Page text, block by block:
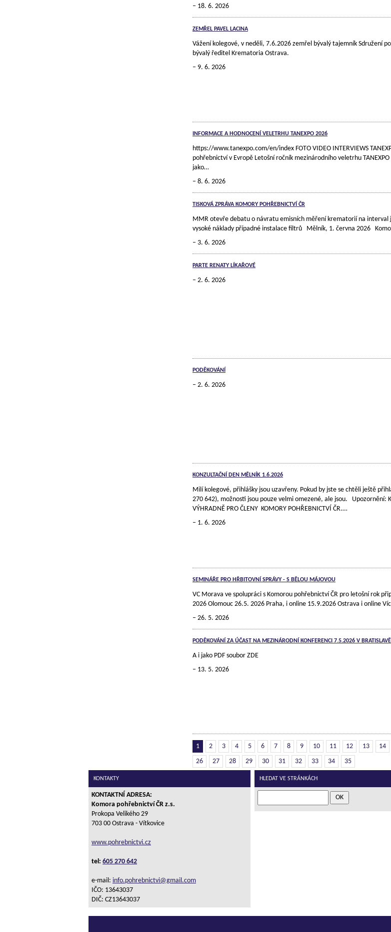
18. 6. 2026
ZEMŘEL PAVEL LACINA
Vážení kolegové, v neděli, 7.6.2026 zemřel bývalý tajemník Sdružení
bývalý ředitel Krematoria Ostrava.
9. 6. 2026
INFORMACE A HODNOCENÍ VELETRHU TANEXPO 2026
https://www.tanexpo.com/en/index FOTO VIDEO INTERVIEWS
pohřebnictví v Evropě Letošní ročník mezinárodního veletrhu
jako…
8. 6. 2026
TISKOVÁ ZPRÁVA KOMORY POHŘEBNICTVÍ ČR
MMR otevře debatu o návratu emisních měření krematorií na
vysoké náklady případné instalace filtrů Mělník, 1. června 2026
3. 6. 2026
PARTE RENATY LÍKAŘOVÉ
2. 6. 2026
PODĚKOVÁNÍ
2. 6. 2026
KONZULTAČNÍ DEN MĚLNÍK 1.6.2026
Milí kolegové, přihlášky jsou uzavřeny. Pokud by jste se chtěli ještě
270 642), možnosti jsou pouze velmi omezené, ale jsou. Upozornění:
VÝHRADNĚ PRO ČLENY KOMORY POHŘEBNICTVÍ ČR.…
1. 6. 2026
SEMINÁŘE PRO HŘBITOVNÍ SPRÁVY - S BĚLOU MÁJOVOU
VC Morava ve spolupráci s Komorou pohřebnictví ČR pro letošní rok
2026 Olomouc 26.5. 2026 Praha, i online 15.9.2026 Ostrava i online
26. 5. 2026
PODĚKOVÁNÍ ZA ÚČAST NA MEZINÁRODNÍ KONFERENCI 7.5.2026 V BRATISLAVĚ
A i jako PDF soubor ZDE
13. 5. 2026
1 2 3 4 5 6 7 8 9 10 11 12 13 14
26
27 28 29 30 31 32 33 34 35
KONTAKTY
KONTAKTNÍ ADRESA:
Komora pohřebnictví ČR z.s.
Prokopa Velikého 29
703 00 Ostrava - Vítkovice
www.pohrebnictvi.cz
tel: 605 270 642
e-mail: info.pohrebnictvi@gmail.com
IČO: 13643037
DIČ: CZ13643037
HLEDAT VE STRÁNKÁCH